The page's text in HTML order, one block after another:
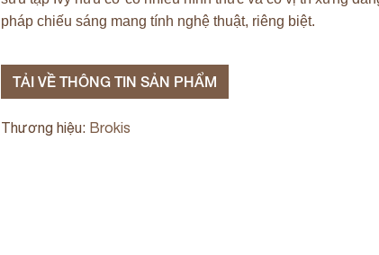
pháp chiếu sáng mang tính nghệ thuật, riêng biệt.
TẢI VỀ THÔNG TIN SẢN PHẨM
Thương hiệu: Brokis